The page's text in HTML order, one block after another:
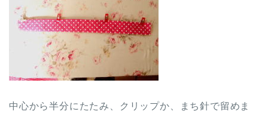
中心から半分にたたみ、クリップか、まち針で留めま